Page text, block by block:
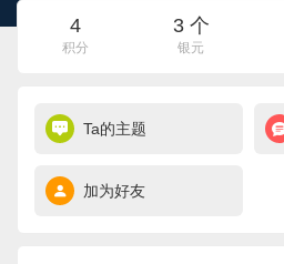
4
积分
3 个
银元
Ta的主题
加为好友